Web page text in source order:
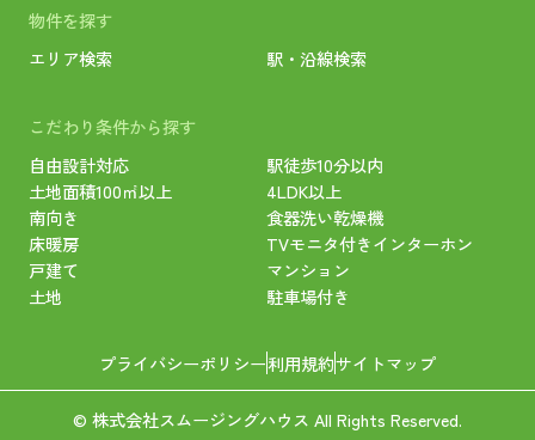
物件を探す
エリア検索
駅・沿線検索
こだわり条件から探す
自由設計対応
駅徒歩10分以内
土地面積100㎡以上
4LDK以上
南向き
食器洗い乾燥機
床暖房
TVモニタ付きインターホン
戸建て
マンション
土地
駐車場付き
プライバシーポリシー利用規約サイトマップ
© 株式会社スムージングハウス All Rights Reserved.